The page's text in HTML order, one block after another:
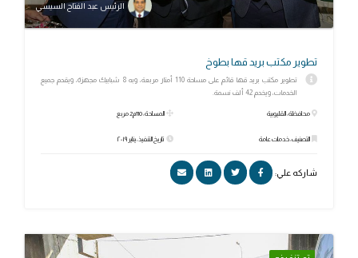
الرئيس عبد الفتاح السيسي
تطوير مكتب بريد قها بطوخ
تطوير مكتب بريد قها قائم على مساحة 110 أمتار مربعة، وبه 8 شبابيك مجهزة، ويقدم جميع
الخدمات، ويخدم 42 ألف نسمة.
محافظة: القليوبية
التصنيف: خدمات عامة
المساحة: 110م2 مربع
تاريخ التنفيذ: يناير ٢٠١٩
شاركه علي: